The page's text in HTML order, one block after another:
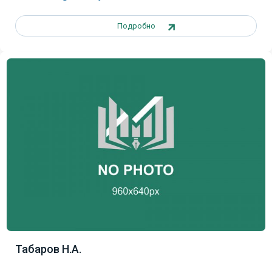
Подробно
Табаров Н.А.